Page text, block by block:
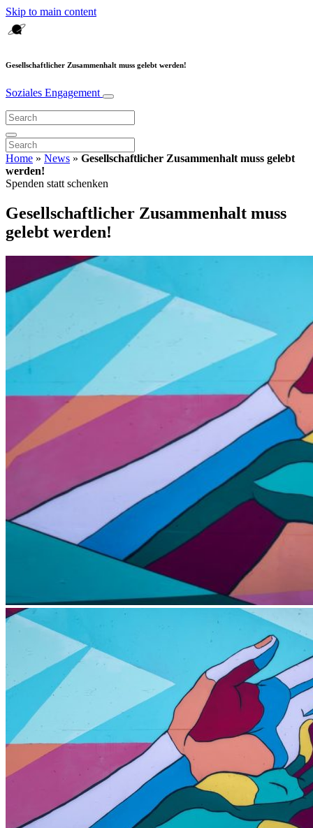
Skip to main content
Gesellschaftlicher Zusammenhalt muss gelebt werden!
Soziales Engagement
Home » News » Gesellschaftlicher Zusammenhalt muss gelebt
werden!
Spenden statt schenken
Gesellschaftlicher Zusammenhalt muss
gelebt werden!